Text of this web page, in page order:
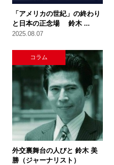
「アメリカの世紀」の終わり
と日本の正念場 鈴木 ...
2025.08.07
コラム
外交裏舞台の人びと 鈴木 美
勝（ジャーナリスト）